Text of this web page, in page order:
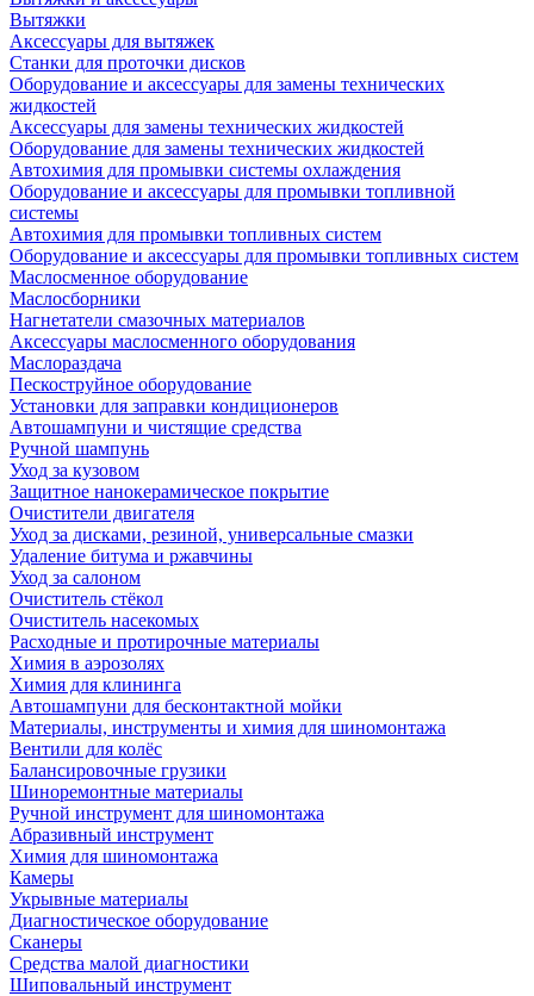
Вытяжки
Аксессуары для вытяжек
Станки для проточки дисков
Оборудование и аксессуары для замены технических
жидкостей
Аксессуары для замены технических жидкостей
Оборудование для замены технических жидкостей
Автохимия для промывки системы охлаждения
Оборудование и аксессуары для промывки топливной
системы
Автохимия для промывки топливных систем
Оборудование и аксессуары для промывки топливных систем
Маслосменное оборудование
Маслосборники
Нагнетатели смазочных материалов
Аксессуары маслосменного оборудования
Маслораздача
Пескоструйное оборудование
Установки для заправки кондиционеров
Автошампуни и чистящие средства
Ручной шампунь
Уход за кузовом
Защитное нанокерамическое покрытие
Очистители двигателя
Уход за дисками, резиной, универсальные смазки
Удаление битума и ржавчины
Уход за салоном
Очиститель стёкол
Очиститель насекомых
Расходные и протирочные материалы
Химия в аэрозолях
Химия для клининга
Автошампуни для бесконтактной мойки
Материалы, инструменты и химия для шиномонтажа
Вентили для колёс
Балансировочные грузики
Шиноремонтные материалы
Ручной инструмент для шиномонтажа
Абразивный инструмент
Химия для шиномонтажа
Камеры
Укрывные материалы
Диагностическое оборудование
Сканеры
Средства малой диагностики
Шиповальный инструмент